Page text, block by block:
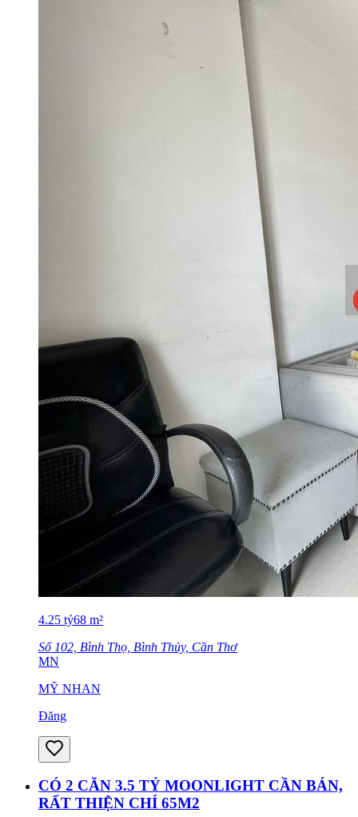
4.25 tỷ68 m²
Số 102, Bình Thọ, Bình Thủy, Cần Thơ
MN
MỸ NHAN
Đăng
CÓ 2 CĂN 3.5 TỶ MOONLIGHT CẦN BÁN,
RẤT THIỆN CHÍ 65M2